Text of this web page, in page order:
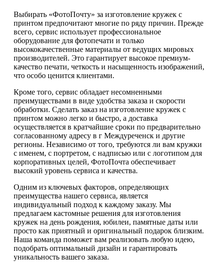
Выбирать «ФотоПочту» за изготовление кружек с
принтом предпочитают многие по ряду причин. Прежде
всего, сервис использует профессиональное
оборудование для фотопечати и только
высококачественные материалы от ведущих мировых
производителей. Это гарантирует высокое премиум-
качество печати, четкость и насыщенность изображений,
что особо ценится клиентами.
Кроме того, сервис обладает несомненными
преимуществами в виде удобства заказа и скорости
обработки. Сделать заказ на изготовление кружек с
принтом можно легко и быстро, а доставка
осуществляется в кратчайшие сроки по предварительно
согласованному адресу в г Междуреченск и другие
регионы. Независимо от того, требуются ли вам кружки
с именем, с портретом, с надписью или с логотипом для
корпоративных целей, ФотоПочта обеспечивает
высокий уровень сервиса и качества.
Одним из ключевых факторов, определяющих
преимущества нашего сервиса, является
индивидуальный подход к каждому заказу. Мы
предлагаем кастомные решения для изготовления
кружек на день рождения, юбилеи, памятные даты или
просто как приятный и оригинальный подарок близким.
Наша команда поможет вам реализовать любую идею,
подобрать оптимальный дизайн и гарантировать
уникальность вашего заказа.